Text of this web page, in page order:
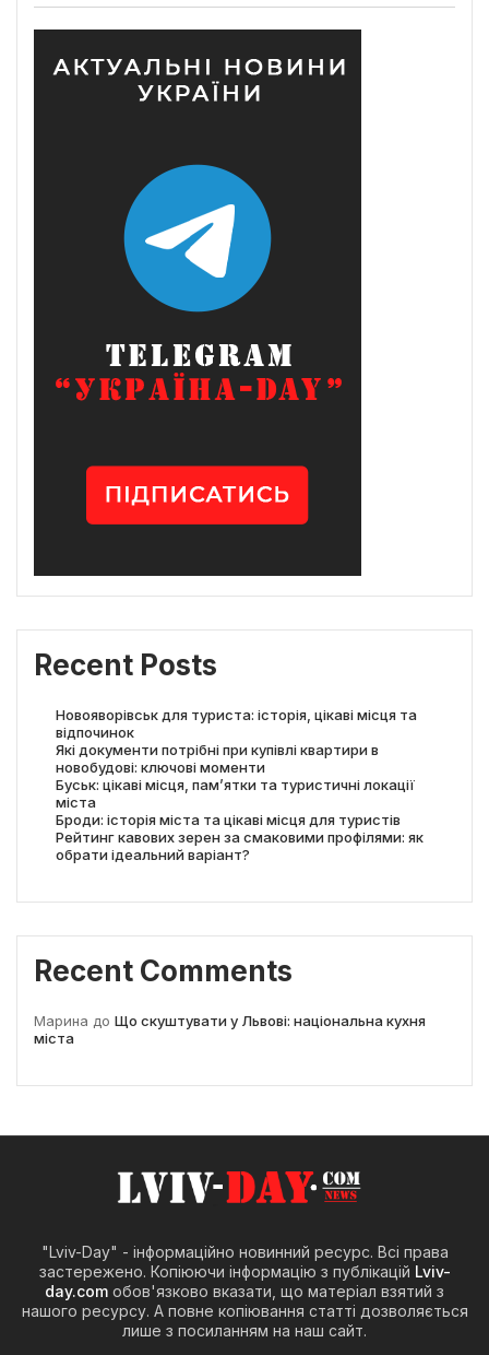
Recent Posts
Новояворівськ для туриста: історія, цікаві місця та
відпочинок
Які документи потрібні при купівлі квартири в
новобудові: ключові моменти
Буськ: цікаві місця, пам’ятки та туристичні локації
міста
Броди: історія міста та цікаві місця для туристів
Рейтинг кавових зерен за смаковими профілями: як
обрати ідеальний варіант?
Recent Comments
Марина до Що скуштувати у Львові: національна кухня
міста
"Lviv-Day" - інформаційно новинний ресурс. Всі права
застережено. Копіюючи інформацію з публікацій Lviv-
day.com обов'язково вказати, що матеріал взятий з
нашого ресурсу. А повне копіювання статті дозволяється
лише з посиланням на наш сайт.